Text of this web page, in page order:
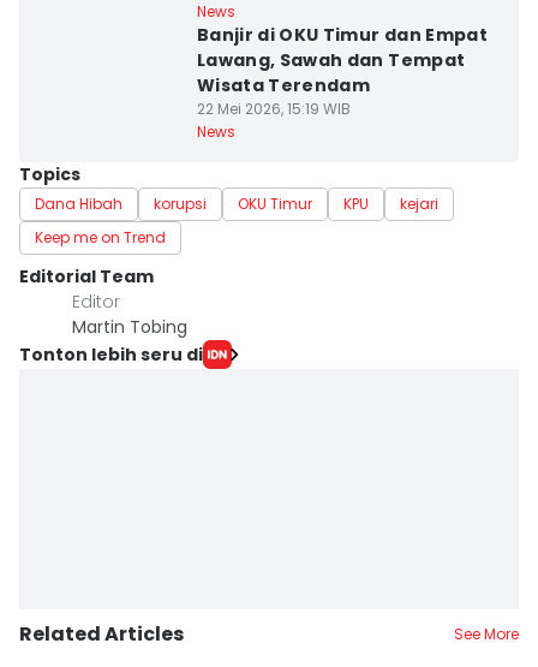
News
Banjir di OKU Timur dan Empat
Lawang, Sawah dan Tempat
Wisata Terendam
22 Mei 2026, 15:19 WIB
News
Topics
Dana Hibah korupsi OKU Timur KPU
kejari
Keep me on Trend
Editorial Team
Editor
Martin Tobing
Tonton lebih seru di
Related Articles See More